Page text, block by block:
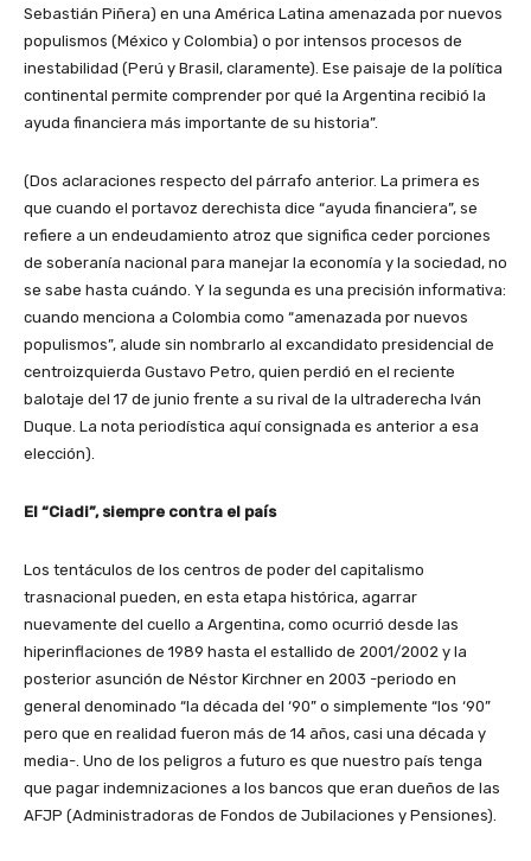
Sebastián Piñera) en una América Latina amenazada por nuevos
populismos (México y Colombia) o por intensos procesos de
inestabilidad (Perú y Brasil, claramente). Ese paisaje de la política
continental permite comprender por qué la Argentina recibió la
ayuda financiera más importante de su historia”.
(Dos aclaraciones respecto del párrafo anterior. La primera es
que cuando el portavoz derechista dice “ayuda financiera”, se
refiere a un endeudamiento atroz que significa ceder porciones
de soberanía nacional para manejar la economía y la sociedad, no
se sabe hasta cuándo. Y la segunda es una precisión informativa:
cuando menciona a Colombia como “amenazada por nuevos
populismos”, alude sin nombrarlo al excandidato presidencial de
centroizquierda Gustavo Petro, quien perdió en el reciente
balotaje del 17 de junio frente a su rival de la ultraderecha Iván
Duque. La nota periodística aquí consignada es anterior a esa
elección).
El “Ciadi”, siempre contra el país
Los tentáculos de los centros de poder del capitalismo
trasnacional pueden, en esta etapa histórica, agarrar
nuevamente del cuello a Argentina, como ocurrió desde las
hiperinflaciones de 1989 hasta el estallido de 2001/2002 y la
posterior asunción de Néstor Kirchner en 2003 -periodo en
general denominado “la década del ‘90” o simplemente “los ‘90”
pero que en realidad fueron más de 14 años, casi una década y
media-. Uno de los peligros a futuro es que nuestro país tenga
que pagar indemnizaciones a los bancos que eran dueños de las
AFJP (Administradoras de Fondos de Jubilaciones y Pensiones).